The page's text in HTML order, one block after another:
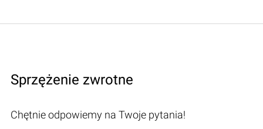
Sprzężenie zwrotne
Chętnie odpowiemy na Twoje pytania!